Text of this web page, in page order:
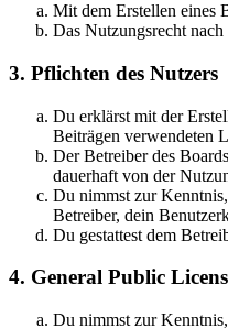
Mit dem Erstellen eines
Das Nutzungsrecht
3. Pflichten des Nutzers
Du erklärst mit der
Beiträgen verwendeten
Der Betreiber des
dauerhaft von der
Du nimmst zur
Betreiber, dein
Du gestattest dem
4. General Public
Du nimmst zur